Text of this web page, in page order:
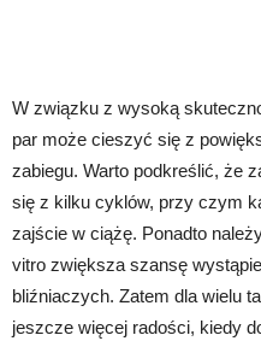
W związku z wysoką
par może cieszyć się z
zabiegu. Warto podkreślić, że
się z kilku cyklów, przy czym
zajście w ciążę. Ponadto
vitro zwiększa szansę
bliźniaczych. Zatem dla wielu
jeszcze więcej radości, kiedy